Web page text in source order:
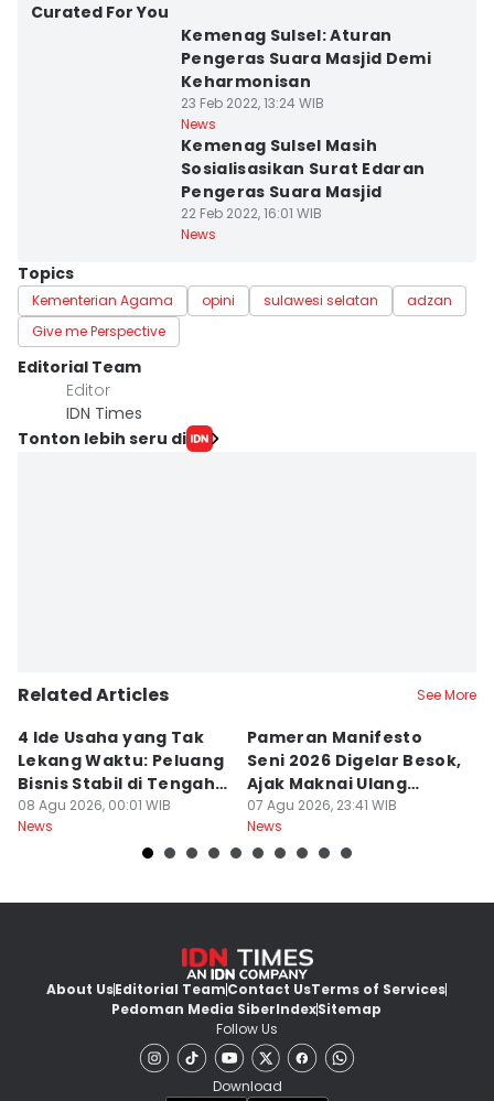
Curated For You
Kemenag Sulsel: Aturan
Pengeras Suara Masjid Demi
Keharmonisan
23 Feb 2022, 13:24 WIB
News
Kemenag Sulsel Masih
Sosialisasikan Surat Edaran
Pengeras Suara Masjid
22 Feb 2022, 16:01 WIB
News
Topics
Kementerian Agama opini sulawesi selatan
adzan
Give me Perspective
Editorial Team
Editor
IDN Times
Tonton lebih seru di
Related Articles See More
4 Ide Usaha yang Tak
Lekang Waktu: Peluang
Bisnis Stabil di Tengah
Perubahan
08 Agu 2026, 00:01 WIB
News
Pameran Manifesto
Seni 2026 Digelar Besok,
Ajak Maknai Ulang
Maritim
07 Agu 2026, 23:41 WIB
News
About UsEditorial TeamContact UsTerms of Services
Pedoman Media SiberIndexSitemap
Follow Us
Download